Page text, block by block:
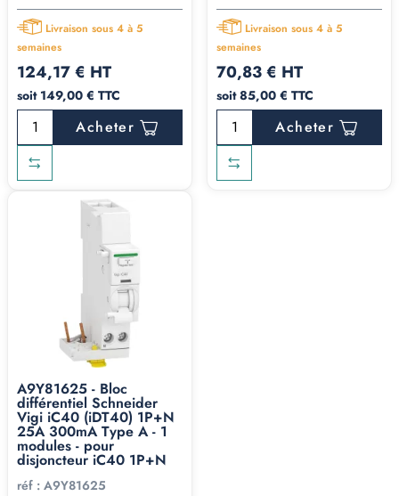
Livraison sous 4 à 5
semaines
124,17 € HT
soit 149,00 € TTC
Acheter
Livraison sous 4 à 5
semaines
70,83 € HT
soit 85,00 € TTC
Acheter
A9Y81625 - Bloc
différentiel Schneider
Vigi iC40 (iDT40) 1P+N
25A 300mA Type A - 1
modules - pour
disjoncteur iC40 1P+N
réf : A9Y81625